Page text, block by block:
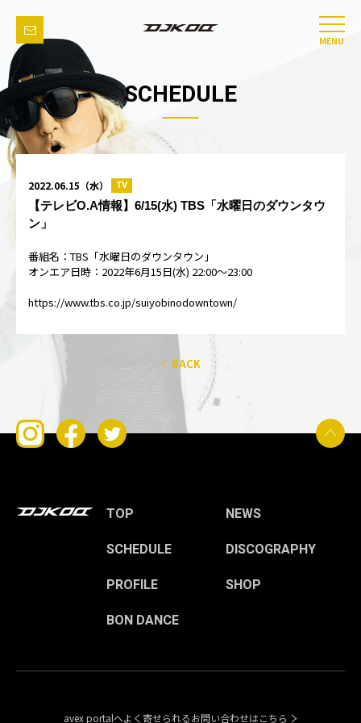
MENU
SCHEDULE
2022.06.15（水）
TV
【テレビO.A情報】6/15(水) TBS「水曜日のダウンタウ
ン」
番組名：TBS「水曜日のダウンタウン」
オンエア日時：2022年6月15日(水) 22:00～23:00
https://www.tbs.co.jp/suiyobinodowntown/
BACK
TOP
NEWS
SCHEDULE
DISCOGRAPHY
PROFILE
SHOP
BON DANCE
avex portalへよく寄せられるお問い合わせはこちら